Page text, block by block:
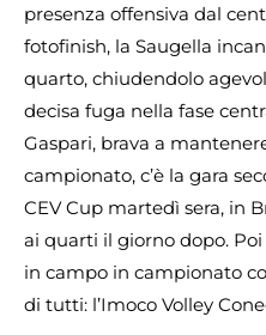
presenza offensiva dal
fotofinish, la Saugella
quarto, chiudendolo
decisa fuga nella fase
Gaspari, brava a
campionato, c’è la gara
CEV Cup martedì sera, in
ai quarti il giorno dopo.
in campo in campionato
di tutti: l’Imoco Volley